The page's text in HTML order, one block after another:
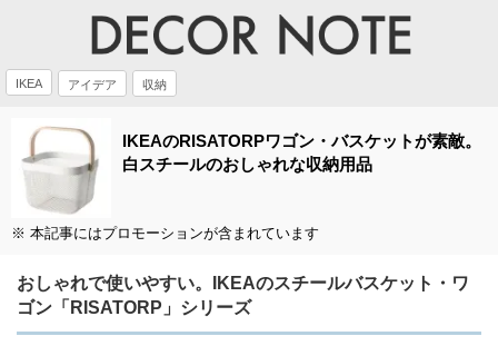
IKEA アイデア 収納
IKEAのRISATORPワゴン・バスケットが素敵。
白スチールのおしゃれな収納用品
※ 本記事にはプロモーションが含まれています
おしゃれで使いやすい。IKEAのスチールバスケット・ワ
ゴン「RISATORP」シリーズ